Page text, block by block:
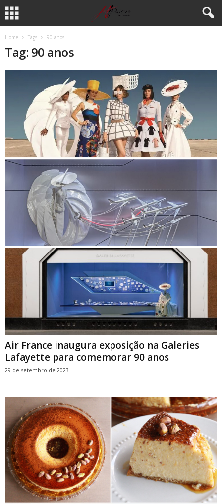
Home Tags 90 anos
Tag: 90 anos
Air France inaugura exposição na Galeries
Lafayette para comemorar 90 anos
29 de setembro de 2023